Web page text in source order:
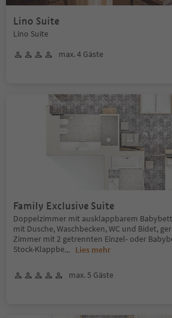
Lino Suite
Lino Suite
max. 4 Gäste
Family Exclusive Suite
Doppelzimmer mit ausklappbarem
mit Dusche, Waschbecken, WC und Bidet,
Zimmer mit 2 getrennten Einzel- oder
Stock-Klappbe... Lies mehr
max. 5 Gäste